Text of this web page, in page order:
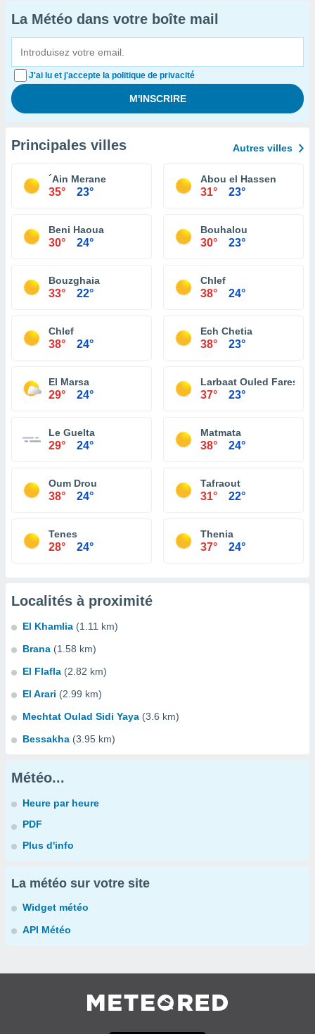
La Météo dans votre boîte mail
J'ai lu et j'accepte la politique de privacité
Principales villes Autres villes
´Ain Merane
35° 23°
Abou el Hassen
31° 23°
Beni Haoua
30° 24°
Bouhalou
30° 23°
Bouzghaia
33° 22°
Chlef
38° 24°
Chlef
38° 24°
Ech Chetia
38° 23°
El Marsa
29° 24°
Larbaat Ouled Fares
37° 23°
Le Guelta
29° 24°
Matmata
38° 24°
Oum Drou
38° 24°
Tafraout
31° 22°
Tenes
28° 24°
Thenia
37° 24°
Localités à proximité
El Khamlia (1.11 km)
Brana (1.58 km)
El Flafla (2.82 km)
El Arari (2.99 km)
Mechtat Oulad Sidi Yaya (3.6 km)
Bessakha (3.95 km)
Météo...
Heure par heure
PDF
Plus d'info
La météo sur votre site
Widget météo
API Météo